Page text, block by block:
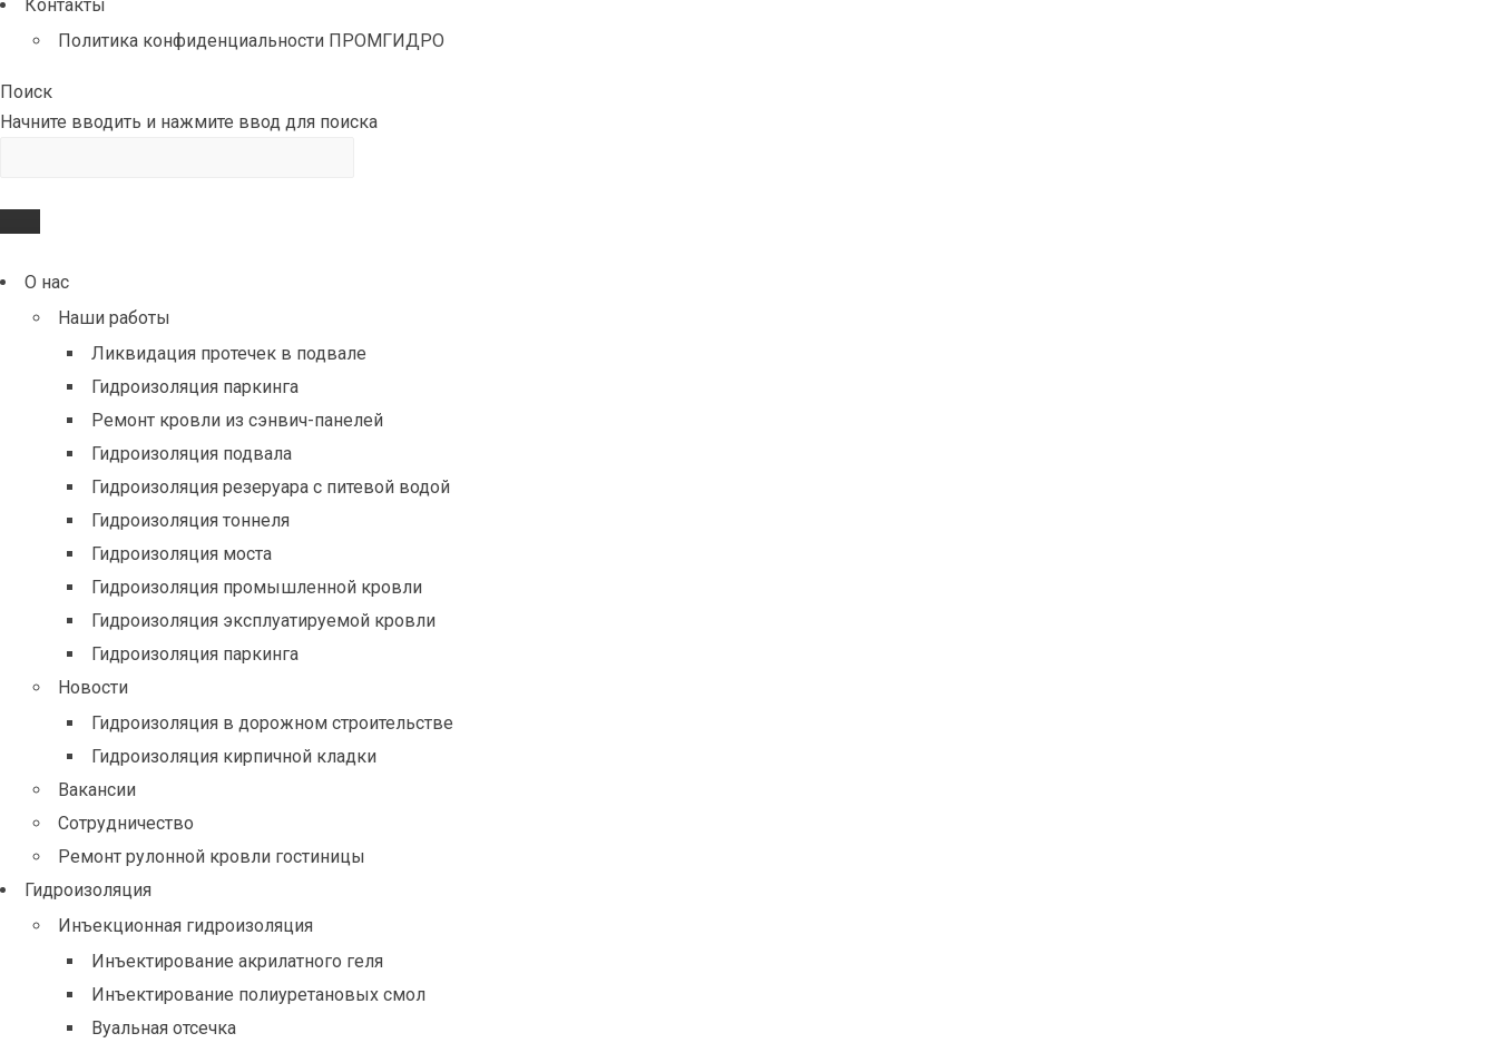
Контакты
Политика конфиденциальности ПРОМГИДРО
Поиск
Начните вводить и нажмите ввод для поиска
О нас
Наши работы
Ликвидация протечек в подвале
Гидроизоляция паркинга
Ремонт кровли из сэнвич-панелей
Гидроизоляция подвала
Гидроизоляция резеруара с питевой водой
Гидроизоляция тоннеля
Гидроизоляция моста
Гидроизоляция промышленной кровли
Гидроизоляция эксплуатируемой кровли
Гидроизоляция паркинга
Новости
Гидроизоляция в дорожном строительстве
Гидроизоляция кирпичной кладки
Вакансии
Сотрудничество
Ремонт рулонной кровли гостиницы
Гидроизоляция
Инъекционная гидроизоляция
Инъектирование акрилатного геля
Инъектирование полиуретановых смол
Вуальная отсечка